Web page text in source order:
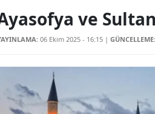
ve
06 Ekim 2025 - 16:15 | GÜNCELLEME: